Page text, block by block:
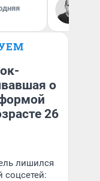
о
26
лишился
соцсетей: